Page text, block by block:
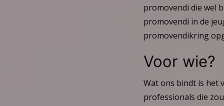
promovendi die wel
promovendi in de
promovendikring
Voor wie?
Wat ons bindt is het
professionals die